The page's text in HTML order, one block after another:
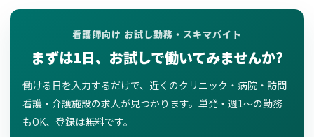
看護師向け お試し勤務・スキマバイト
まずは1日、お試しで働いてみませんか?
働ける日を入力するだけで、近くのクリニック・病院・訪問
看護・介護施設の求人が見つかります。単発・週1〜の勤務
もOK、登録は無料です。